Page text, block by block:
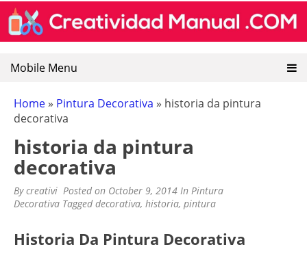
Skip
content
CREATIVIDAD MANUAL
Encuentra recursos sobre artesanias mexicanas, goma
eva, manualidades y pintura decorativa.
Mobile Menu
Home » Pintura Decorativa » historia da pintura
decorativa
historia da pintura
decorativa
Bycreativi Posted on October 9, 2014 In Pintura
Decorativa Taggeddecorativa, historia, pintura
Historia Da Pintura Decorativa